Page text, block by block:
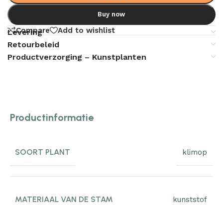
Buy now
Compare Add to wishlist
Levering
Retourbeleid
Productverzorging – Kunstplanten
Productinformatie
SOORT PLANT klimop
MATERIAAL VAN DE STAM kunststof